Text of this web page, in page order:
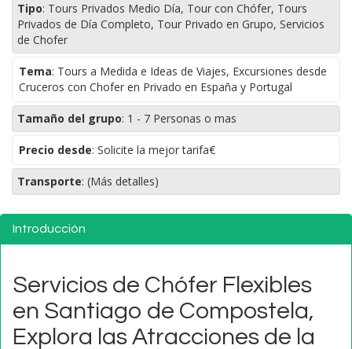
Tipo: Tours Privados Medio Día, Tour con Chófer, Tours
Privados de Día Completo, Tour Privado en Grupo, Servicios
de Chofer
Tema: Tours a Medida e Ideas de Viajes, Excursiones desde
Cruceros con Chofer en Privado en España y Portugal
Tamaño del grupo: 1 - 7 Personas o mas
Precio desde: Solicite la mejor tarifa€
Transporte: (Más detalles)
Introducción
Servicios de Chófer Flexibles
en Santiago de Compostela,
Explora las Atracciones de la